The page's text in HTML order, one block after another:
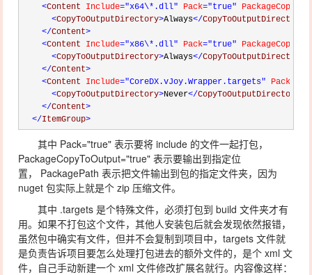
<Content Include="x64\*.dll" Pack="true"
<CopyToOutputDirectory>Always</CopyToOutputDirectory
</Content>
<Content Include="x86\*.dll" Pack="true"
<CopyToOutputDirectory>Always</CopyToOutputDirectory
</Content>
<Content Include="CoreDX.vJoy.Wrapper.targets" Pack
<CopyToOutputDirectory>Never</CopyToOutputDirectory
</Content>
</ItemGroup>
其中 Pack="true" 表示要将 include 的文件一起打包，
PackageCopyToOutput="true" 表示要输出到指定位
置， PackagePath 表示把文件输出到包的指定文件夹，因为
nuget 包实际上就是个 zip 压缩文件。
其中 .targets 是个特殊文件，必须打包到 build 文件夹才有
用。如果不打包这个文件，其他人安装包后就会发现依然报错，
虽然包中确实有文件，但并不会复制到项目中，targets 文件就
是负责告诉项目要怎么处理打包进去的额外文件的，是个 xml 文
件，自己手动新建一个 xml 文件修改扩展名就行。内容像这样：